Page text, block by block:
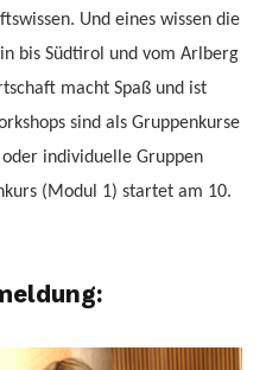
Und eines wissen die
bis Südtirol und vom Arlberg
macht Spaß und ist
sind als Gruppenkurse
individuelle Gruppen
(Modul 1) startet am 10.